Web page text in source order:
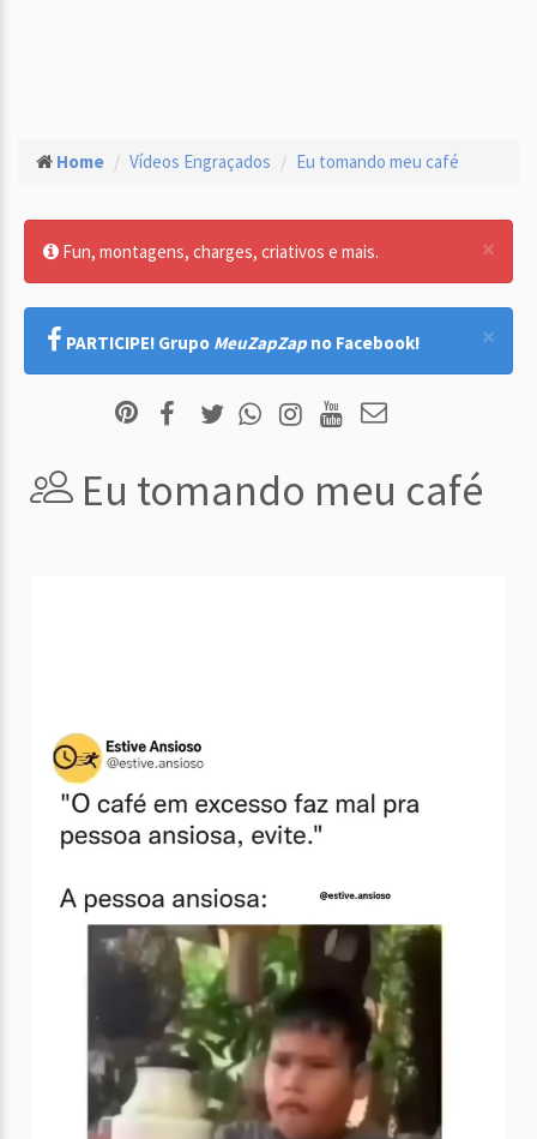
Home Vídeos Engraçados Eu tomando meu café
×
Fun, montagens, charges, criativos e mais.
×
PARTICIPE! Grupo MeuZapZap no Facebook!
Eu tomando meu café